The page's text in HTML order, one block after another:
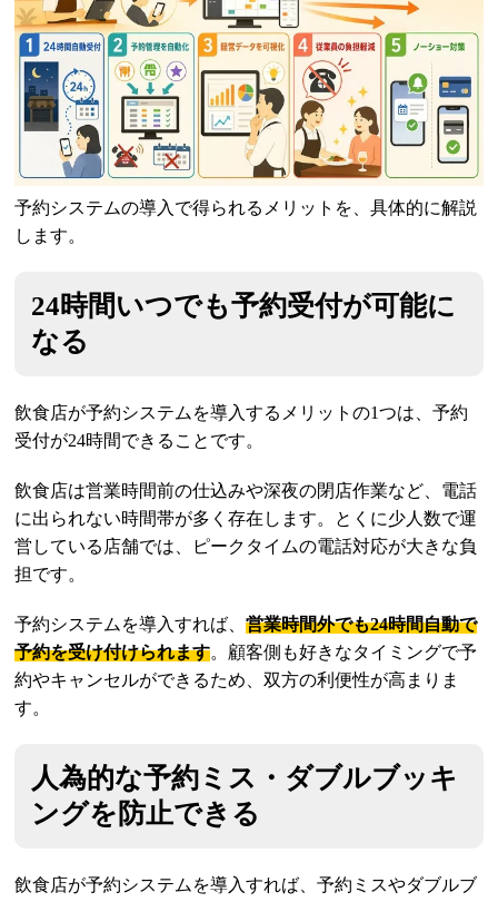
予約システムの導入で得られるメリットを、具体的に解説
します。
24時間いつでも予約受付が可能に
なる
飲食店が予約システムを導入するメリットの1つは、予約
受付が24時間できることです。
飲食店は営業時間前の仕込みや深夜の閉店作業など、電話
に出られない時間帯が多く存在します。とくに少人数で運
営している店舗では、ピークタイムの電話対応が大きな負
担です。
予約システムを導入すれば、営業時間外でも24時間自動で
予約を受け付けられます。顧客側も好きなタイミングで予
約やキャンセルができるため、双方の利便性が高まりま
す。
人為的な予約ミス・ダブルブッキ
ングを防止できる
飲食店が予約システムを導入すれば、予約ミスやダブルブ